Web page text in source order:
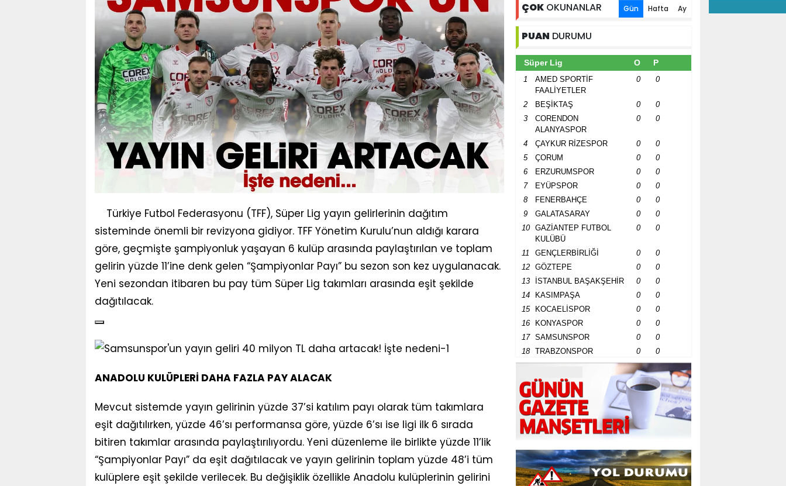
Türkiye Futbol Federasyonu (TFF), Süper Lig yayın gelirlerinin dağıtım
sisteminde önemli bir revizyona gidiyor. TFF Yönetim Kurulu’nun aldığı karara
göre, geçmişte şampiyonluk yaşayan 6 kulüp arasında paylaştırılan ve toplam
gelirin yüzde 11’ine denk gelen “Şampiyonlar Payı” bu sezon son kez uygulanacak.
Yeni sezondan itibaren bu pay tüm Süper Lig takımları arasında eşit şekilde
dağıtılacak.
ANADOLU KULÜPLERİ DAHA FAZLA PAY ALACAK
Mevcut sistemde yayın gelirinin yüzde 37’si katılım payı olarak tüm takımlara
eşit dağıtılırken, yüzde 46’sı performansa göre, yüzde 6’sı ise ligi ilk 6 sırada
bitiren takımlar arasında paylaştırılıyordu. Yeni düzenleme ile birlikte yüzde 11’lik
“Şampiyonlar Payı” da eşit dağıtılacak ve yayın gelirinin toplam yüzde 48’i tüm
kulüplere eşit şekilde verilecek. Bu değişiklik özellikle Anadolu kulüplerinin gelirini
ÇOK OKUNANLAR Gün Hafta Ay
PUAN DURUMU
Süper Lig O P
1
AMED SPORTİF
FAALİYETLER
0 0
2 BEŞİKTAŞ 0
0
3
CORENDON
ALANYASPOR
0 0
4 ÇAYKUR RİZESPOR 0
0
5
ÇORUM 0
0
6
ERZURUMSPOR 0
0
7
EYÜPSPOR 0
0
8
FENERBAHÇE 0
0
9
GALATASARAY 0
0
10
GAZİANTEP FUTBOL
KULÜBÜ
0 0
11 GENÇLERBİRLİĞİ 0
0
12
GÖZTEPE 0
0
13
İSTANBUL BAŞAKŞEHİR 0
0
14
KASIMPAŞA 0
0
15
KOCAELİSPOR 0
0
16
KONYASPOR 0
0
17
SAMSUNSPOR 0
0
18
TRABZONSPOR 0 0